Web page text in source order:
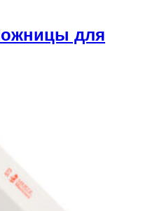
для